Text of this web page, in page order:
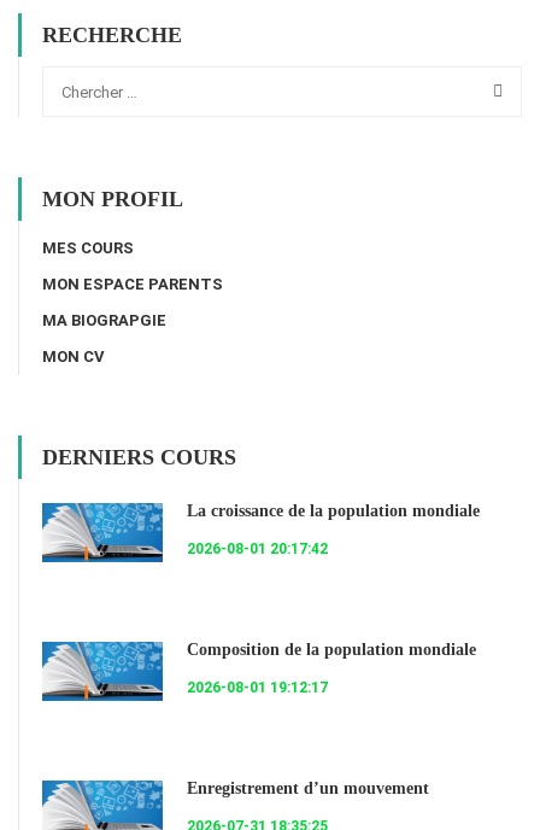
RECHERCHE
MON PROFIL
MES COURS
MON ESPACE PARENTS
MA BIOGRAPGIE
MON CV
DERNIERS COURS
La croissance de la population mondiale
2026-08-01 20:17:42
Composition de la population mondiale
2026-08-01 19:12:17
Enregistrement d’un mouvement